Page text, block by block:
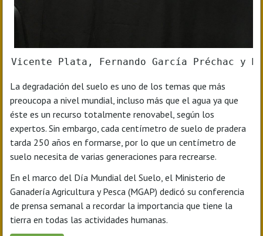
Vicente Plata, Fernando García Préchac y
La degradación del suelo es uno de los temas que más
preoucopa a nivel mundial, incluso más que el agua ya que
éste es un recurso totalmente renovabel, según los
expertos. Sin embargo, cada centímetro de suelo de pradera
tarda 250 años en formarse, por lo que un centímetro de
suelo necesita de varias generaciones para recrearse.
En el marco del Día Mundial del Suelo, el Ministerio de
Ganadería Agricultura y Pesca (MGAP) dedicó su conferencia
de prensa semanal a recordar la importancia que tiene la
tierra en todas las actividades humanas.